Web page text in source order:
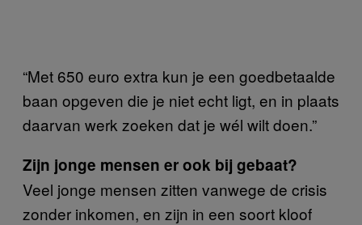
“Met 650 euro extra kun je een goedbetaalde
baan opgeven die je niet echt ligt, en in plaats
daarvan werk zoeken dat je wél wilt doen.”
Zijn jonge mensen er ook bij gebaat?
Veel jonge mensen zitten vanwege de crisis
zonder inkomen, en zijn in een soort kloof